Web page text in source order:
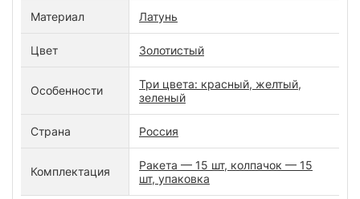
Материал Латунь
Цвет Золотистый
Особенности
Три цвета: красный, желтый,
зеленый
Страна Россия
Комплектация
Ракета — 15 шт, колпачок — 15
шт, упаковка